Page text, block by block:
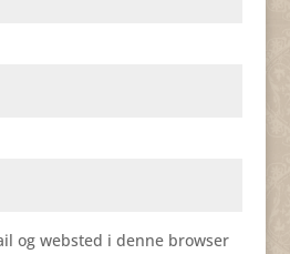
og websted i denne browser